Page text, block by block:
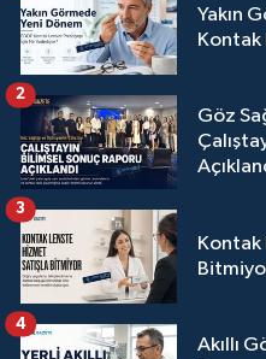
Yakın
Kontak
Göz
2
Kontak
3
Akıllı
4